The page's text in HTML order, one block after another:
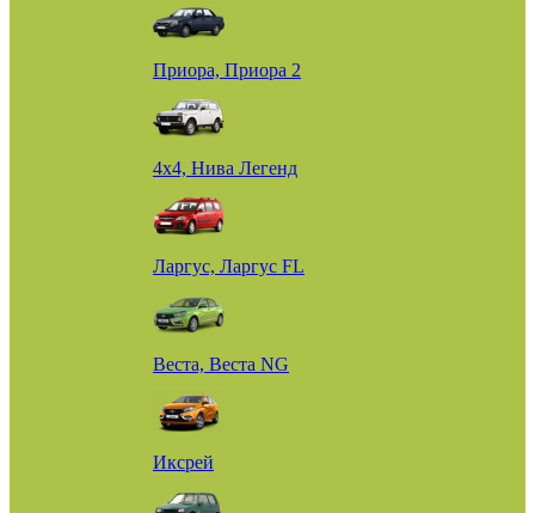
Приора, Приора 2
4х4, Нива Легенд
Ларгус, Ларгус FL
Веста, Веста NG
Иксрей